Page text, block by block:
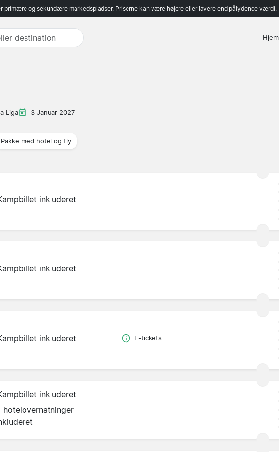
primære og sekundære markedspladser. Priserne kan være højere eller lavere end pålydende værdi.
Hjem
Liga 3 Januar 2027
Pakke med hotel og fly
inkluderet
inkluderet
inkluderet E-tickets
inkluderet
hotelovernatninger